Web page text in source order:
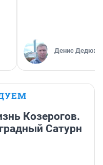
Денис
Козерогов.
Сатурн